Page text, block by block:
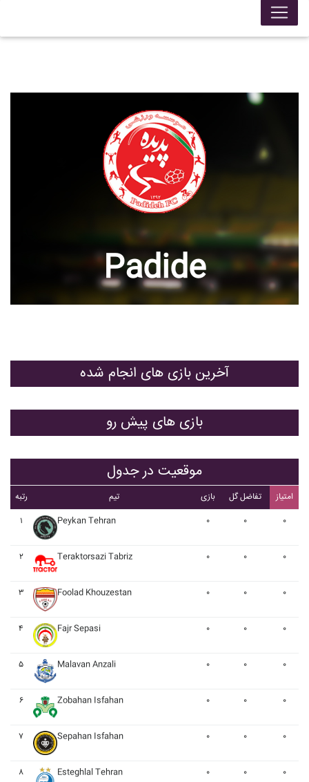
Padide
آخرین بازی های انجام شده
بازی های پیش رو
موقعیت در جدول
رتبه تیم بازی تفاضل گل
امتیاز
۱
Peykan Tehran ۰ ۰ ۰
۲ Teraktorsazi Tabriz ۰ ۰ ۰
۳ Foolad Khouzestan ۰ ۰ ۰
۴ Fajr Sepasi ۰ ۰ ۰
۵ Malavan Anzali ۰ ۰ ۰
۶ Zobahan Isfahan ۰ ۰ ۰
۷ Sepahan Isfahan ۰ ۰ ۰
۸ Esteghlal Tehran ۰ ۰ ۰